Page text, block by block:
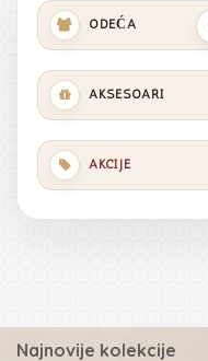
ODEĆA
AKSESOARI
AKCIJE
Najnovije kolekcije